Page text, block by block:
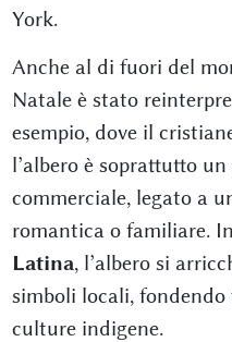
York.
Anche al di fuori del
Natale è stato
esempio, dove il
l’albero è soprattutto
commerciale, legato a
romantica o familiare.
Latina, l’albero si
simboli locali,
culture indigene.